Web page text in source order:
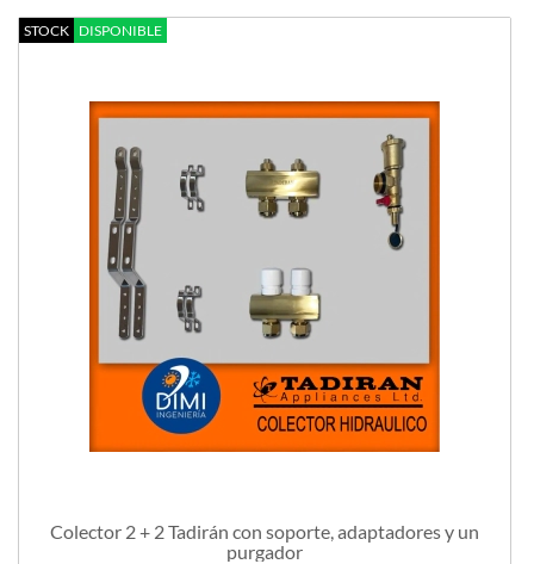
STOCK DISPONIBLE
Colector 2 + 2 Tadirán con soporte, adaptadores y un
purgador